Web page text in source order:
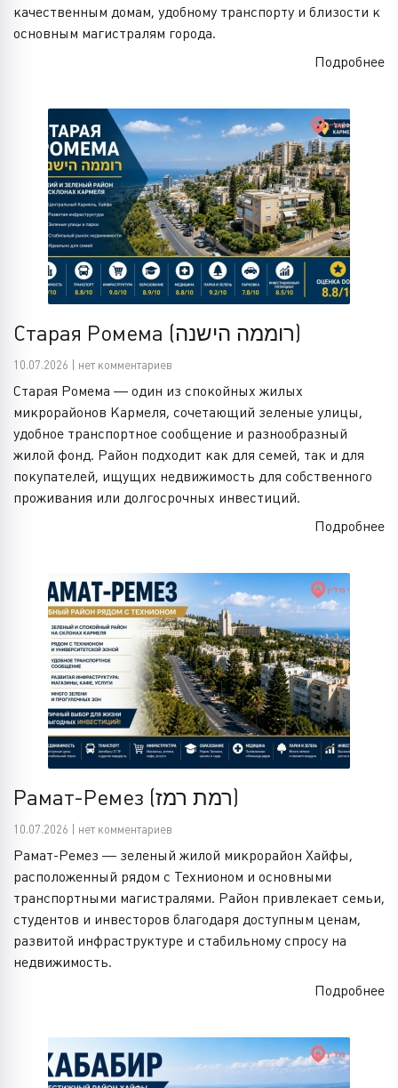
качественным домам, удобному транспорту и близости к
основным магистралям города.
Подробнее
Старая Ромема (רוממה הישנה)
10.07.2026 | нет комментариев
Старая Ромема — один из спокойных жилых
микрорайонов Кармеля, сочетающий зеленые улицы,
удобное транспортное сообщение и разнообразный
жилой фонд. Район подходит как для семей, так и для
покупателей, ищущих недвижимость для собственного
проживания или долгосрочных инвестиций.
Подробнее
Рамат-Ремез (רמת רמז)
10.07.2026 | нет комментариев
Рамат-Ремез — зеленый жилой микрорайон Хайфы,
расположенный рядом с Технионом и основными
транспортными магистралями. Район привлекает семьи,
студентов и инвесторов благодаря доступным ценам,
развитой инфраструктуре и стабильному спросу на
недвижимость.
Подробнее